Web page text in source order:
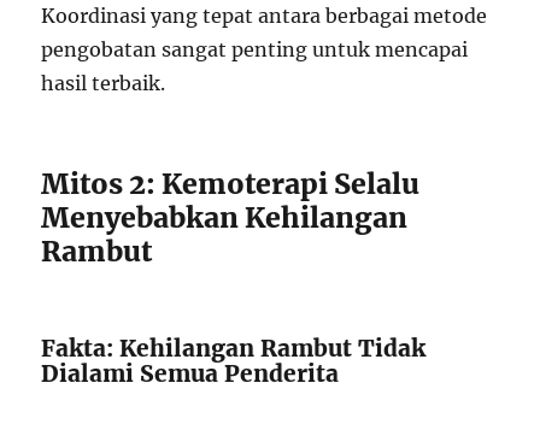
Koordinasi yang tepat antara berbagai metode
pengobatan sangat penting untuk mencapai
hasil terbaik.
Mitos 2: Kemoterapi Selalu
Menyebabkan Kehilangan
Rambut
Fakta: Kehilangan Rambut Tidak
Dialami Semua Penderita